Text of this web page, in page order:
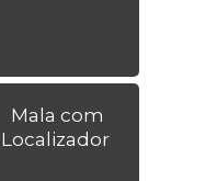
Mala com
Localizador